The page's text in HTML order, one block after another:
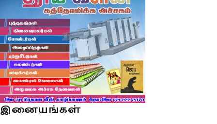
இனையங்கள்